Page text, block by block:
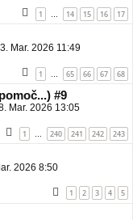
1 … 14 15 16 17
Mar. 2026 11:49
1 … 65 66 67 68
#9
Mar. 2026 13:05
1 240 241 242 243
2026 8:50
1 2 3 4 5